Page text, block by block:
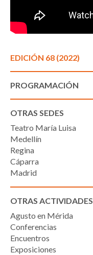
EDICIÓN 68 (2022)
PROGRAMACIÓN
OTRAS SEDES
Teatro María Luisa
Medellín
Regina
Cáparra
Madrid
OTRAS ACTIVIDADES
Agusto en Mérida
Conferencias
Encuentros
Exposiciones